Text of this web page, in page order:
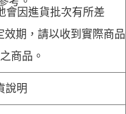
因進貨批次有所差
期，請以收到實際商品
商品。
說明